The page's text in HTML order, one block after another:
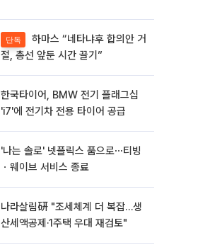
단독
절, 총선 앞둔 시간 끌기”
한국타이어, BMW 전기 플래그십
'i7'에 전기차 전용 타이어 공급
'나는 솔로' 넷플릭스 품으로⋯티빙
ㆍ웨이브 서비스 종료
나라살림硏 "조세체계 더 복잡…생
산세액공제·1주택 우대 재검토"